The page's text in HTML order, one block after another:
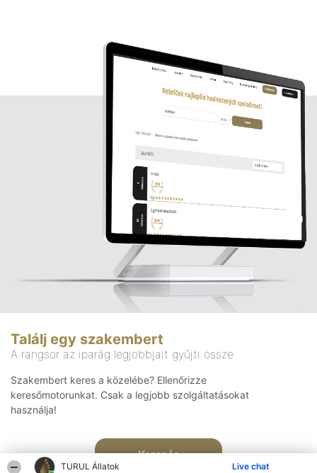
TURUL Állatok Live chat
Találj egy szakembert
A rangsor az iparág legjobbjait gyűjti össze
Szakembert keres a közelébe? Ellenőrizze
keresőmotorunkat. Csak a legjobb szolgáltatásokat
használja!
Keresés